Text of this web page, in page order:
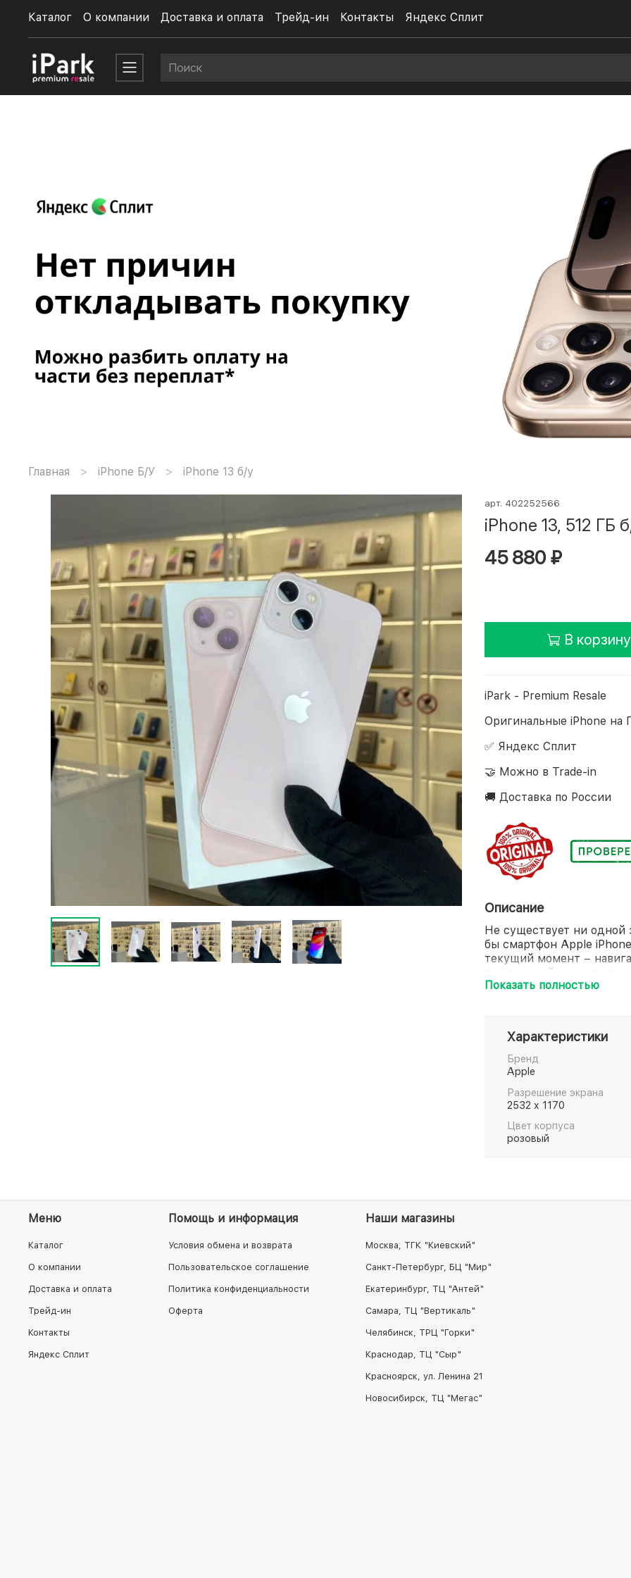
Каталог О компании Доставка и оплата Трейд-ин Контакты Яндекс Сплит
Главная iPhone Б/У iPhone 13 б/у
арт. 402252566
iPhone 13, 512 ГБ
45 880 ₽
В корзину
iPark - Premium Resale
Оригинальные iPhone на
✅ Яндекс Сплит
🤝 Можно в Trade-in
🚚 Доставка по России
Описание
Не существует ни одной
бы смартфон Apple
текущий момент –
приложений или
процессором Apple A15
каждого элемента, а
камера с
дюймовый экран
дух реалистичностью и
достигает 2532х1170
корпус отличает
покрытию Ceramic
«щита» против
Показать полностью
Характеристики
Бренд
Apple
Разрешение экрана
2532 x 1170
Цвет корпуса
розовый
Меню
Каталог
О компании
Доставка и оплата
Трейд-ин
Контакты
Яндекс Сплит
Помощь и информация
Условия обмена и возврата
Пользовательское соглашение
Политика конфиденциальности
Оферта
Наши магазины
Москва, ТГК "Киевский"
Санкт-Петербург, БЦ "Мир"
Екатеринбург, ТЦ "Антей"
Самара, ТЦ "Вертикаль"
Челябинск, ТРЦ "Горки"
Краснодар, ТЦ "Сыр"
Красноярск, ул. Ленина 21
Новосибирск, ТЦ "Мегас"